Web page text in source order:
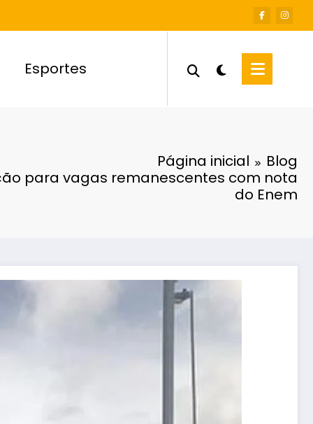
Esportes
Página inicial
Blog
para vagas remanescentes com nota
do Enem